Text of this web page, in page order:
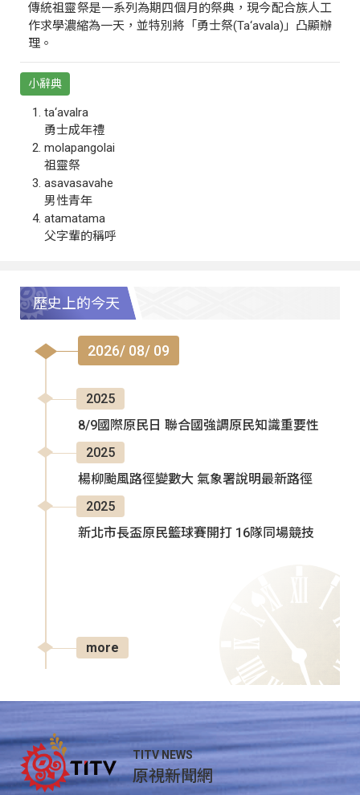
傳統祖靈祭是一系列為期四個月的祭典，現今配合族人工
作求學濃縮為一天，並特別將「勇士祭(Ta‘avala)」凸顯辦
理。
小辭典
ta‘avalra
勇士成年禮
molapangolai
祖靈祭
asavasavahe
男性青年
atamatama
父字輩的稱呼
歷史上的今天
2026/ 08/ 09
2025
8/9國際原民日 聯合國強調原民知識重要性
2025
楊柳颱風路徑變數大 氣象署說明最新路徑
2025
新北市長盃原民籃球賽開打 16隊同場競技
more
TITV NEWS
原視新聞網